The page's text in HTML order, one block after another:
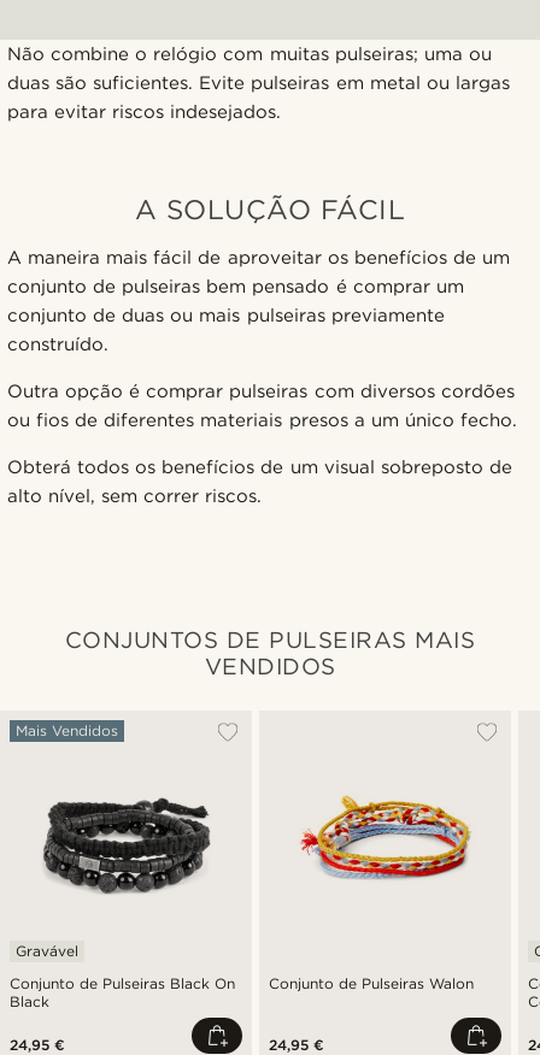
Não combine o relógio com muitas pulseiras; uma ou
duas são suficientes. Evite pulseiras em metal ou largas
para evitar riscos indesejados.
A SOLUÇÃO FÁCIL
A maneira mais fácil de aproveitar os benefícios de um
conjunto de pulseiras bem pensado é comprar um
conjunto de duas ou mais pulseiras previamente
construído.
Outra opção é comprar pulseiras com diversos cordões
ou fios de diferentes materiais presos a um único fecho.
Obterá todos os benefícios de um visual sobreposto de
alto nível, sem correr riscos.
CONJUNTOS DE PULSEIRAS MAIS
VENDIDOS
Conjunto de Pulseiras Black On
Black
Mais Vendidos
Gravável
24,95 €
Conjunto de Pulseiras Walon
24,95 €